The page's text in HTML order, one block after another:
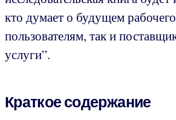
кто думает о будущем
пользователям, так и
услуги”.
Краткое содержание